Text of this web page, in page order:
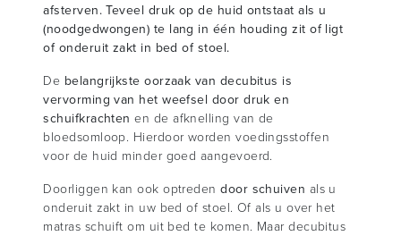
afsterven. Teveel druk op de huid ontstaat als u
(noodgedwongen) te lang in één houding zit of ligt
of onderuit zakt in bed of stoel.
De belangrijkste oorzaak van decubitus is
vervorming van het weefsel door druk en
schuifkrachten en de afknelling van de
bloedsomloop. Hierdoor worden voedingsstoffen
voor de huid minder goed aangevoerd.
Doorliggen kan ook optredendoor schuiven als u
onderuit zakt in uw bed of stoel. Of als u over het
matras schuift om uit bed te komen. Maar decubitus